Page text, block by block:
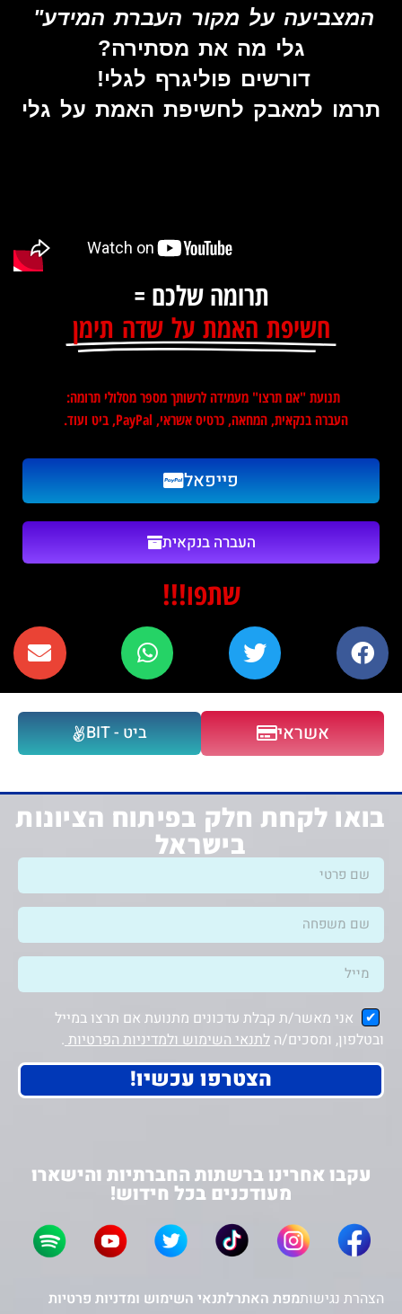
המצביעה על מקור העברת המידע"
גלי מה את מסתירה?
דורשים פוליגרף לגלי!
תרמו למאבק לחשיפת האמת על גלי
תרומה שלכם =
חשיפת האמת על שדה תימן
תנועת "אם תרצו" מעמידה לרשותך מספר מסלולי תרומה:
העברה בנקאית, המחאה, כרטיס אשראי, PayPal, ביט ועוד.
פייפאל
העברה בנקאית
שתפו!!!
אשראי ביט - BIT
בואו לקחת חלק בפיתוח הציונות
בישראל
אני מאשר/ת קבלת עדכונים מתנועת אם תרצו במייל
ובטלפון, ומסכים/ה לתנאי השימוש ולמדיניות הפרטיות .
הצטרפו עכשיו!
עקבו אחרינו ברשתות החברתיות והישארו
מעודכנים בכל חידוש!
הצהרת נגישותמפת האתרלתנאי השימוש ומדניות פרטיות